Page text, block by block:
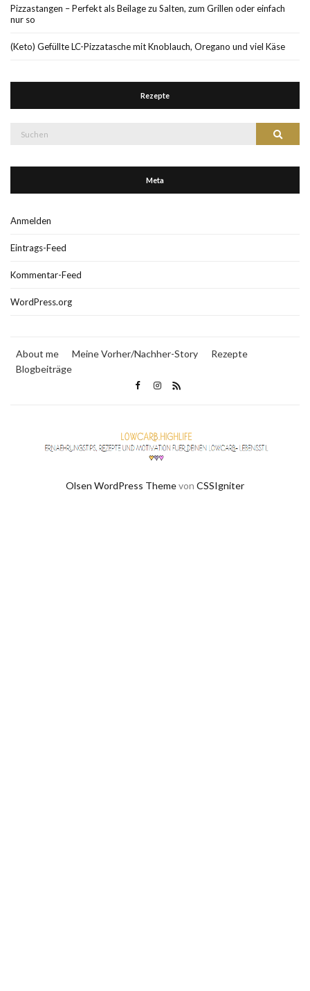
Pizzastangen – Perfekt als Beilage zu Salten, zum Grillen oder einfach
nur so
(Keto) Gefüllte LC-Pizzatasche mit Knoblauch, Oregano und viel Käse
Rezepte
Suchen
Meta
Anmelden
Eintrags-Feed
Kommentar-Feed
WordPress.org
About me Meine Vorher/Nachher-Story
Rezepte
Blogbeiträge
Olsen WordPress Themevon CSSIgniter